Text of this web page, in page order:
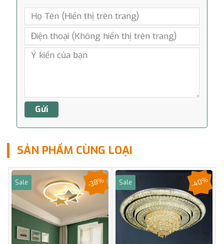
SẢN PHẨM CÙNG LOẠI
Sale -38% Sale -40%